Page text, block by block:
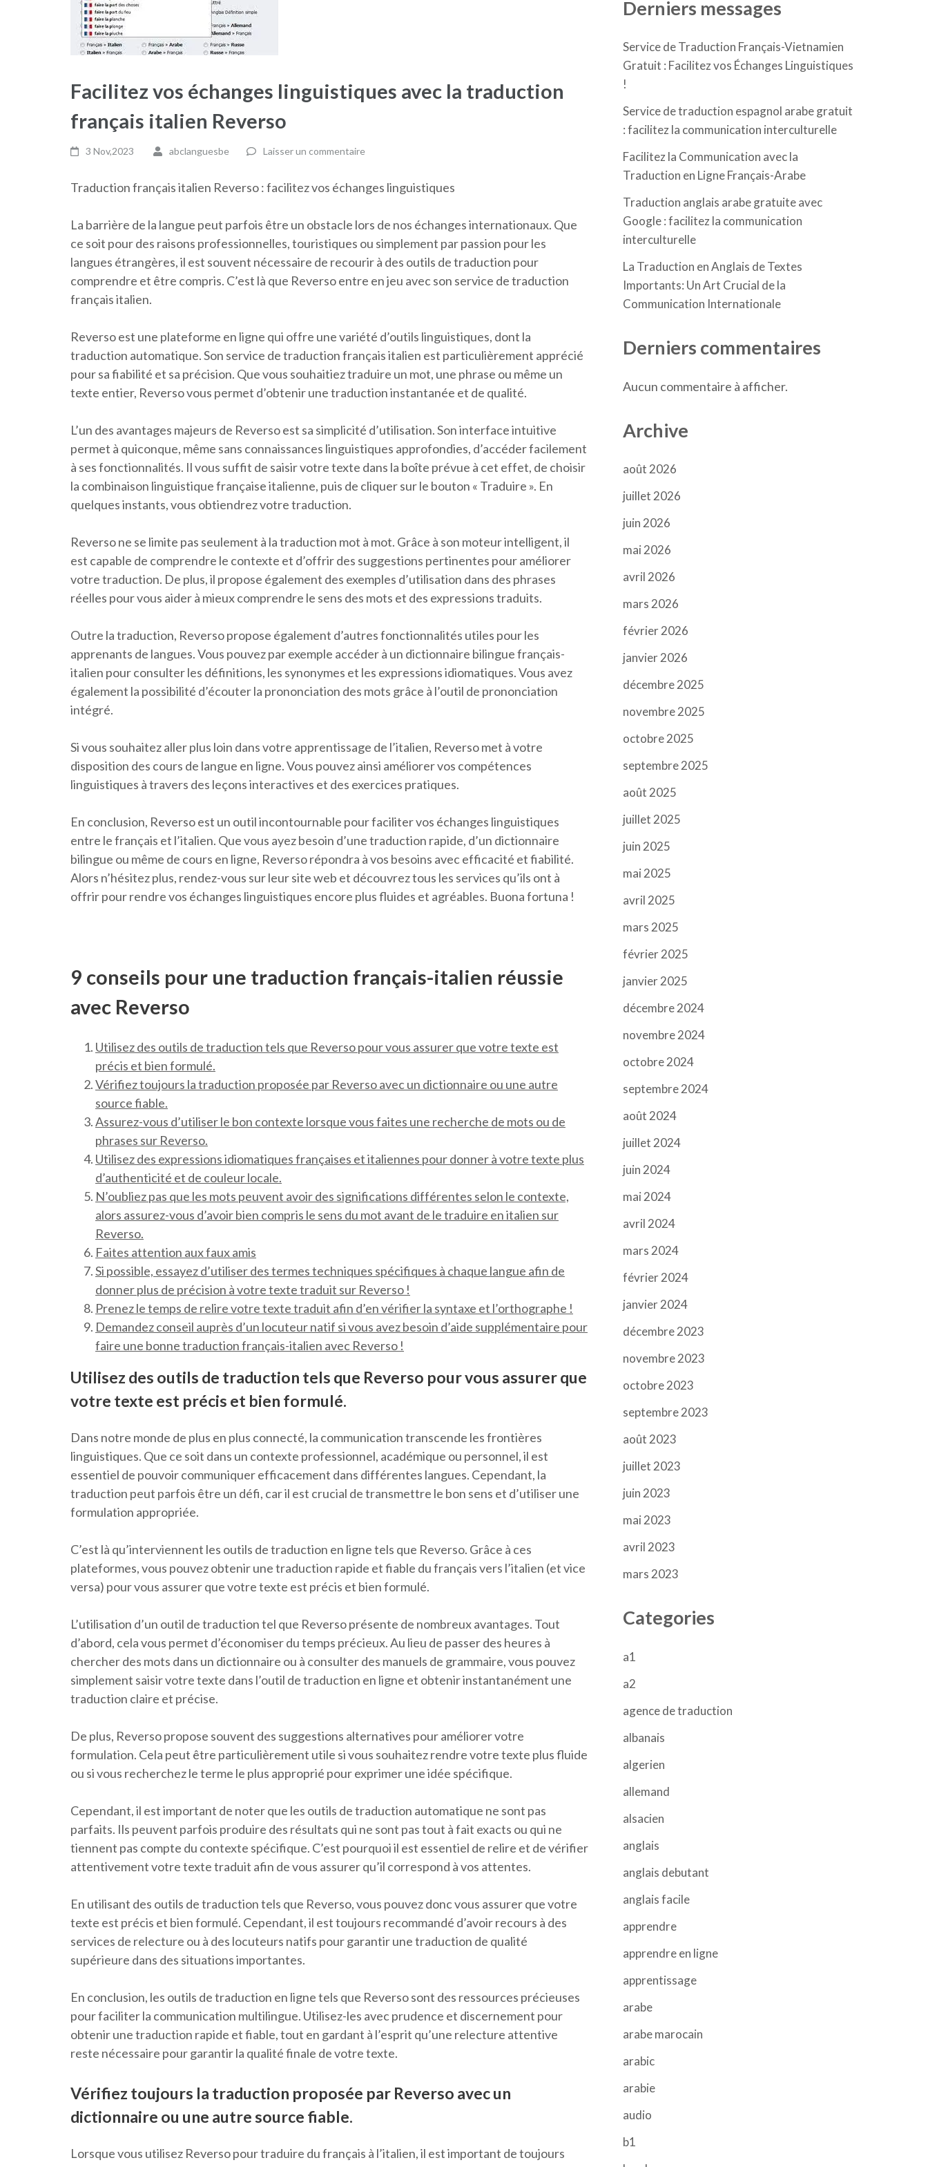
Facilitez vos échanges linguistiques avec la traduction
français italien Reverso
3 Nov,2023 abclanguesbe Laisser un commentaire
Traduction français italien Reverso : facilitez vos échanges linguistiques
La barrière de la langue peut parfois être un obstacle lors de nos échanges internationaux. Que
ce soit pour des raisons professionnelles, touristiques ou simplement par passion pour les
langues étrangères, il est souvent nécessaire de recourir à des outils de traduction pour
comprendre et être compris. C’est là que Reverso entre en jeu avec son service de traduction
français italien.
Reverso est une plateforme en ligne qui offre une variété d’outils linguistiques, dont la
traduction automatique. Son service de traduction français italien est particulièrement apprécié
pour sa fiabilité et sa précision. Que vous souhaitiez traduire un mot, une phrase ou même un
texte entier, Reverso vous permet d’obtenir une traduction instantanée et de qualité.
L’un des avantages majeurs de Reverso est sa simplicité d’utilisation. Son interface intuitive
permet à quiconque, même sans connaissances linguistiques approfondies, d’accéder facilement
à ses fonctionnalités. Il vous suffit de saisir votre texte dans la boîte prévue à cet effet, de choisir
la combinaison linguistique française italienne, puis de cliquer sur le bouton « Traduire ». En
quelques instants, vous obtiendrez votre traduction.
Reverso ne se limite pas seulement à la traduction mot à mot. Grâce à son moteur intelligent, il
est capable de comprendre le contexte et d’offrir des suggestions pertinentes pour améliorer
votre traduction. De plus, il propose également des exemples d’utilisation dans des phrases
réelles pour vous aider à mieux comprendre le sens des mots et des expressions traduits.
Outre la traduction, Reverso propose également d’autres fonctionnalités utiles pour les
apprenants de langues. Vous pouvez par exemple accéder à un dictionnaire bilingue français-
italien pour consulter les définitions, les synonymes et les expressions idiomatiques. Vous avez
également la possibilité d’écouter la prononciation des mots grâce à l’outil de prononciation
intégré.
Si vous souhaitez aller plus loin dans votre apprentissage de l’italien, Reverso met à votre
disposition des cours de langue en ligne. Vous pouvez ainsi améliorer vos compétences
linguistiques à travers des leçons interactives et des exercices pratiques.
En conclusion, Reverso est un outil incontournable pour faciliter vos échanges linguistiques
entre le français et l’italien. Que vous ayez besoin d’une traduction rapide, d’un dictionnaire
bilingue ou même de cours en ligne, Reverso répondra à vos besoins avec efficacité et fiabilité.
Alors n’hésitez plus, rendez-vous sur leur site web et découvrez tous les services qu’ils ont à
offrir pour rendre vos échanges linguistiques encore plus fluides et agréables. Buona fortuna !
9 conseils pour une traduction français-italien réussie
avec Reverso
Utilisez des outils de traduction tels que Reverso pour vous assurer que votre texte est
précis et bien formulé.
Vérifiez toujours la traduction proposée par Reverso avec un dictionnaire ou une autre
source fiable.
Assurez-vous d’utiliser le bon contexte lorsque vous faites une recherche de mots ou de
phrases sur Reverso.
Utilisez des expressions idiomatiques françaises et italiennes pour donner à votre texte plus
d’authenticité et de couleur locale.
N’oubliez pas que les mots peuvent avoir des significations différentes selon le contexte,
alors assurez-vous d’avoir bien compris le sens du mot avant de le traduire en italien sur
Reverso.
Faites attention aux faux amis
Si possible, essayez d’utiliser des termes techniques spécifiques à chaque langue afin de
donner plus de précision à votre texte traduit sur Reverso !
Prenez le temps de relire votre texte traduit afin d’en vérifier la syntaxe et l’orthographe !
Demandez conseil auprès d’un locuteur natif si vous avez besoin d’aide supplémentaire pour
faire une bonne traduction français-italien avec Reverso !
Utilisez des outils de traduction tels que Reverso pour vous assurer que
votre texte est précis et bien formulé.
Dans notre monde de plus en plus connecté, la communication transcende les frontières
linguistiques. Que ce soit dans un contexte professionnel, académique ou personnel, il est
essentiel de pouvoir communiquer efficacement dans différentes langues. Cependant, la
traduction peut parfois être un défi, car il est crucial de transmettre le bon sens et d’utiliser une
formulation appropriée.
C’est là qu’interviennent les outils de traduction en ligne tels que Reverso. Grâce à ces
plateformes, vous pouvez obtenir une traduction rapide et fiable du français vers l’italien (et vice
versa) pour vous assurer que votre texte est précis et bien formulé.
L’utilisation d’un outil de traduction tel que Reverso présente de nombreux avantages. Tout
d’abord, cela vous permet d’économiser du temps précieux. Au lieu de passer des heures à
chercher des mots dans un dictionnaire ou à consulter des manuels de grammaire, vous pouvez
simplement saisir votre texte dans l’outil de traduction en ligne et obtenir instantanément une
traduction claire et précise.
De plus, Reverso propose souvent des suggestions alternatives pour améliorer votre
formulation. Cela peut être particulièrement utile si vous souhaitez rendre votre texte plus fluide
ou si vous recherchez le terme le plus approprié pour exprimer une idée spécifique.
Cependant, il est important de noter que les outils de traduction automatique ne sont pas
parfaits. Ils peuvent parfois produire des résultats qui ne sont pas tout à fait exacts ou qui ne
tiennent pas compte du contexte spécifique. C’est pourquoi il est essentiel de relire et de vérifier
attentivement votre texte traduit afin de vous assurer qu’il correspond à vos attentes.
En utilisant des outils de traduction tels que Reverso, vous pouvez donc vous assurer que votre
texte est précis et bien formulé. Cependant, il est toujours recommandé d’avoir recours à des
services de relecture ou à des locuteurs natifs pour garantir une traduction de qualité
supérieure dans des situations importantes.
En conclusion, les outils de traduction en ligne tels que Reverso sont des ressources précieuses
pour faciliter la communication multilingue. Utilisez-les avec prudence et discernement pour
obtenir une traduction rapide et fiable, tout en gardant à l’esprit qu’une relecture attentive
reste nécessaire pour garantir la qualité finale de votre texte.
Vérifiez toujours la traduction proposée par Reverso avec un
dictionnaire ou une autre source fiable.
Lorsque vous utilisez Reverso pour traduire du français à l’italien, il est important de toujours
Derniers messages
Service de Traduction Français-Vietnamien
Gratuit : Facilitez vos Échanges Linguistiques
!
Service de traduction espagnol arabe gratuit
: facilitez la communication interculturelle
Facilitez la Communication avec la
Traduction en Ligne Français-Arabe
Traduction anglais arabe gratuite avec
Google : facilitez la communication
interculturelle
La Traduction en Anglais de Textes
Importants: Un Art Crucial de la
Communication Internationale
Derniers commentaires
Aucun commentaire à afficher.
Archive
août 2026
juillet 2026
juin 2026
mai 2026
avril 2026
mars 2026
février 2026
janvier 2026
décembre 2025
novembre 2025
octobre 2025
septembre 2025
août 2025
juillet 2025
juin 2025
mai 2025
avril 2025
mars 2025
février 2025
janvier 2025
décembre 2024
novembre 2024
octobre 2024
septembre 2024
août 2024
juillet 2024
juin 2024
mai 2024
avril 2024
mars 2024
février 2024
janvier 2024
décembre 2023
novembre 2023
octobre 2023
septembre 2023
août 2023
juillet 2023
juin 2023
mai 2023
avril 2023
mars 2023
Categories
a1
a2
agence de traduction
albanais
algerien
allemand
alsacien
anglais
anglais debutant
anglais facile
apprendre
apprendre en ligne
apprentissage
arabe
arabe marocain
arabic
arabie
audio
b1